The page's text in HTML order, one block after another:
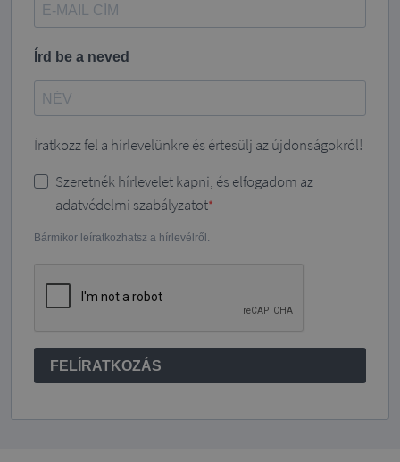
Írd be a neved
Íratkozz fel a hírlevelünkre és értesülj az újdonságokról!
Szeretnék hírlevelet kapni, és elfogadom az
adatvédelmi szabályzatot
Bármikor leíratkozhatsz a hírlevélről.
FELÍRATKOZÁS